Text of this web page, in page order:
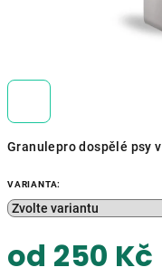
Granulepro dospělé psy
VARIANTA:
od 250 Kč